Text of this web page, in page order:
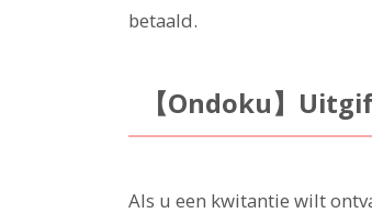
betaald.
【Ondoku】
Als u een kwitantie wilt